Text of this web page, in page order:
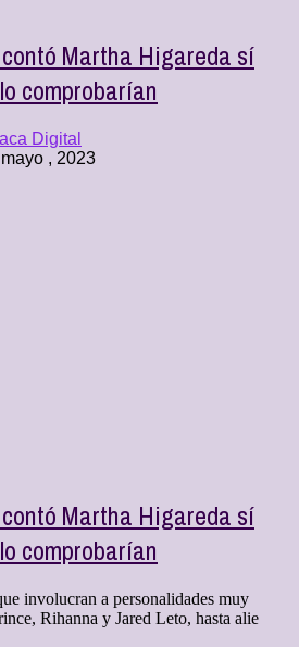
contó Martha Higareda sí
comprobarían
Digital
, 2023
contó Martha Higareda sí
comprobarían
involucran a personalidades muy
Rihanna y Jared Leto, hasta alie